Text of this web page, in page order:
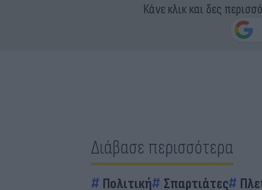
Κάνε κλικ και δες
Διάβασε περισσότερα
Πολιτική Σπαρτιάτες